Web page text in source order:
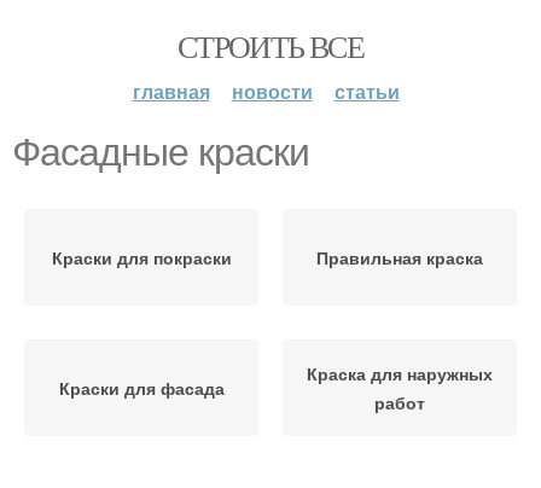
СТРОИТЬ ВСЕ
главная новости статьи
Фасадные краски
Краски для покраски Правильная краска
Краски для фасада
Краска для наружных
работ